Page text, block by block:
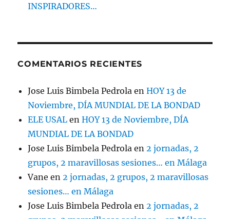
INSPIRADORES…
COMENTARIOS RECIENTES
Jose Luis Bimbela Pedrola enHOY 13 de
Noviembre, DÍA MUNDIAL DE LA BONDAD
ELE USAL enHOY 13 de Noviembre, DÍA
MUNDIAL DE LA BONDAD
Jose Luis Bimbela Pedrola en 2 jornadas, 2
grupos, 2 maravillosas sesiones… en Málaga
Vane en 2 jornadas, 2 grupos, 2 maravillosas
sesiones… en Málaga
Jose Luis Bimbela Pedrola en 2 jornadas, 2